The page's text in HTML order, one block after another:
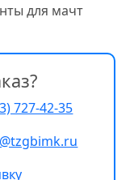
для мачт
727-42-35